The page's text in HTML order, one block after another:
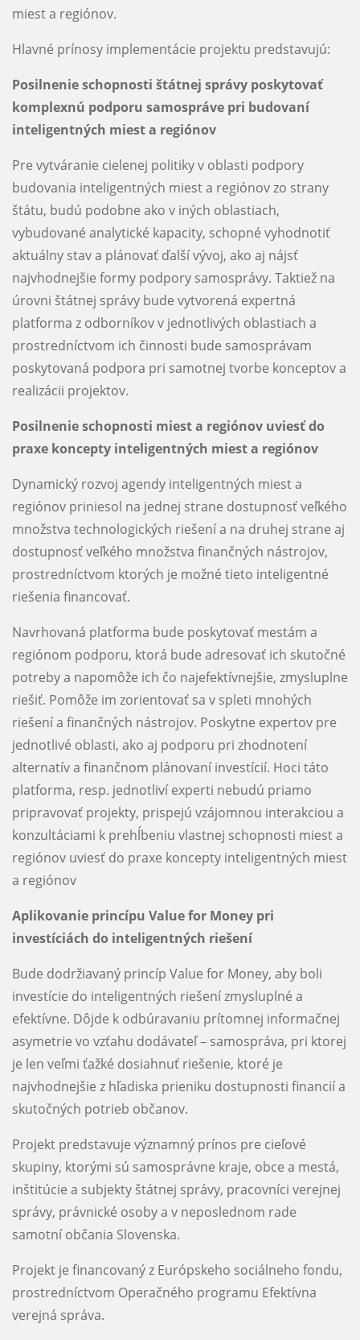
miest a regiónov.
Hlavné prínosy implementácie projektu predstavujú:
Posilnenie schopnosti štátnej správy poskytovať
komplexnú podporu samospráve pri budovaní
inteligentných miest a regiónov
Pre vytváranie cielenej politiky v oblasti podpory
budovania inteligentných miest a regiónov zo strany
štátu, budú podobne ako v iných oblastiach,
vybudované analytické kapacity, schopné vyhodnotiť
aktuálny stav a plánovať ďalší vývoj, ako aj nájsť
najvhodnejšie formy podpory samosprávy. Taktiež na
úrovni štátnej správy bude vytvorená expertná
platforma z odborníkov v jednotlivých oblastiach a
prostredníctvom ich činnosti bude samosprávam
poskytovaná podpora pri samotnej tvorbe konceptov a
realizácii projektov.
Posilnenie schopnosti miest a regiónov uviesť do
praxe koncepty inteligentných miest a regiónov
Dynamický rozvoj agendy inteligentných miest a
regiónov priniesol na jednej strane dostupnosť veľkého
množstva technologických riešení a na druhej strane aj
dostupnosť veľkého množstva finančných nástrojov,
prostredníctvom ktorých je možné tieto inteligentné
riešenia financovať.
Navrhovaná platforma bude poskytovať mestám a
regiónom podporu, ktorá bude adresovať ich skutočné
potreby a napomôže ich čo najefektívnejšie, zmysluplne
riešiť. Pomôže im zorientovať sa v spleti mnohých
riešení a finančných nástrojov. Poskytne expertov pre
jednotlivé oblasti, ako aj podporu pri zhodnotení
alternatív a finančnom plánovaní investícií. Hoci táto
platforma, resp. jednotliví experti nebudú priamo
pripravovať projekty, prispejú vzájomnou interakciou a
konzultáciami k prehĺbeniu vlastnej schopnosti miest a
regiónov uviesť do praxe koncepty inteligentných miest
a regiónov
Aplikovanie princípu Value for Money pri
investíciách do inteligentných riešení
Bude dodržiavaný princíp Value for Money, aby boli
investície do inteligentných riešení zmysluplné a
efektívne. Dôjde k odbúravaniu prítomnej informačnej
asymetrie vo vzťahu dodávateľ – samospráva, pri ktorej
je len veľmi ťažké dosiahnuť riešenie, ktoré je
najvhodnejšie z hľadiska prieniku dostupnosti financií a
skutočných potrieb občanov.
Projekt predstavuje významný prínos pre cieľové
skupiny, ktorými sú samosprávne kraje, obce a mestá,
inštitúcie a subjekty štátnej správy, pracovníci verejnej
správy, právnické osoby a v neposlednom rade
samotní občania Slovenska.
Projekt je financovaný z Európskeho sociálneho fondu,
prostredníctvom Operačného programu Efektívna
verejná správa.